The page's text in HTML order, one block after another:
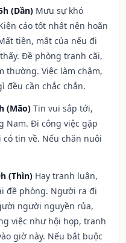
(Dần) Mưu sự khó
cáo tốt nhất nên hoãn
tiền, mất của nếu đi
Đề phòng tranh cãi,
thường. Việc làm chậm,
đều cần chắc chắn.
(Mão) Tin vui sắp tới,
Nam. Đi công việc gặp
tin về. Nếu chăn nuôi
(Thìn) Hay tranh luận,
đề phòng. Người ra đi
người nguyền rủa,
việc như hội họp, tranh
giờ này. Nếu bắt buộc